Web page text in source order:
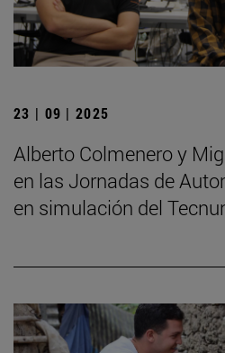
23 | 09 | 2025
Alberto Colmenero y
en las Jornadas de
en simulación del